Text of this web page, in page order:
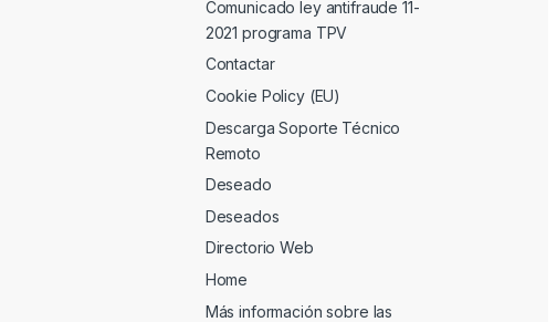
Comunicado ley antifraude 11-
2021 programa TPV
Contactar
Cookie Policy (EU)
Descarga Soporte Técnico
Remoto
Deseado
Deseados
Directorio Web
Home
Más información sobre las